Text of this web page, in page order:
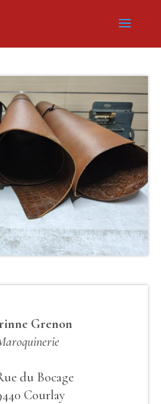
Grenon
du Bocage
Courlay